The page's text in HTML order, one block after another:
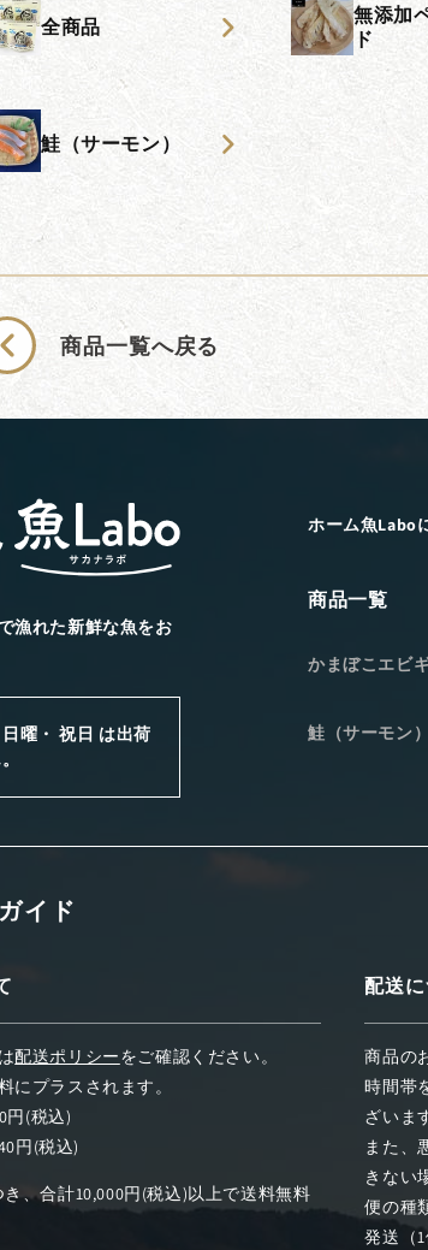
全商品
無添加
ド
鮭（サーモン）
商品一覧へ戻る
漁れた新鮮な魚をお
曜・ 祝日 は出荷
ホーム魚Labo
商品一覧
かまぼこエビ
鮭（サーモン）
イド
配送ポリシーをご確認ください。
にプラスされます。
円(税込)
円(税込)
、合計10,000円(税込)以上で送料無料
配送
商品の
時間帯
ざいま
また、
きない
便の種
発送（